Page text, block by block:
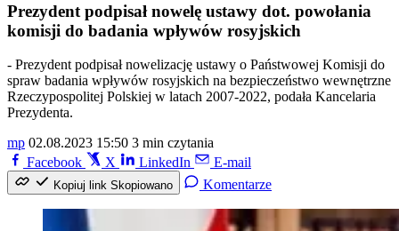
Prezydent podpisał nowelę ustawy dot. powołania
komisji do badania wpływów rosyjskich
- Prezydent podpisał nowelizację ustawy o Państwowej Komisji do
spraw badania wpływów rosyjskich na bezpieczeństwo wewnętrzne
Rzeczypospolitej Polskiej w latach 2007-2022, podała Kancelaria
Prezydenta.
mp 02.08.2023 15:50 3 min czytania
Facebook
X LinkedIn E-mail
Kopiuj link Skopiowano Komentarze